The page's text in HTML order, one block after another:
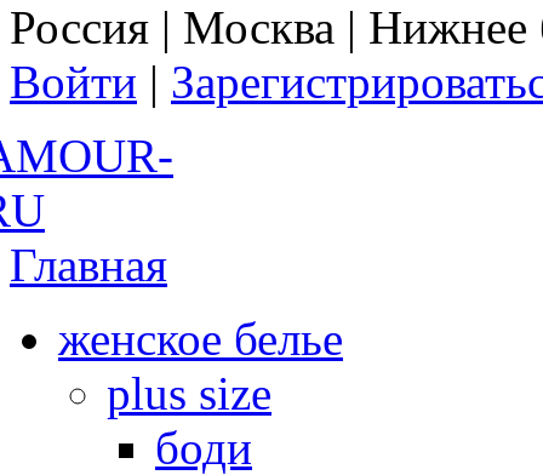
Россия | Москва |
Войти |
Главная
женское белье
plus size
боди